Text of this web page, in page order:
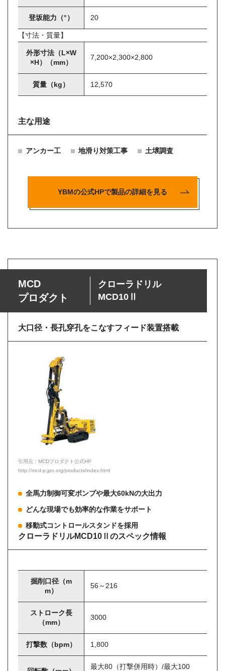
登坂能力（°） 20
【寸法・質量】
外形寸法（L×W
×H）（mm）
7,200×2,300×2,800
質量（kg） 12,570
主な用途
アンカー工 地滑り対策工事 土壌調査
YBMの公式HPで製品の詳細を見る
MCD
プロダクト
クローラドリル
MCD10Ⅱ
大口径・長孔穿孔をこなすフィード装置搭載
引用元：MCDプロダクト公式HP
http://mcd-p.jpn.org/products/index.html
全馬力制御可変ポンプや最大60kNの大出力
どんな現場でも効率的な作業をサポート
移動式コントロールスタンドを採用
クローラドリルMCD10Ⅱのスペック情報
掘削口径（m
m）
56～216
ストローク長
（mm）
3000
打撃数（bpm） 1,800
最大80（打撃併用時）/最大100